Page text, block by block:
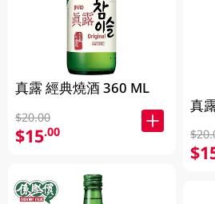
真露 經典燒酒 360 ML
$20.00
$15.00
真